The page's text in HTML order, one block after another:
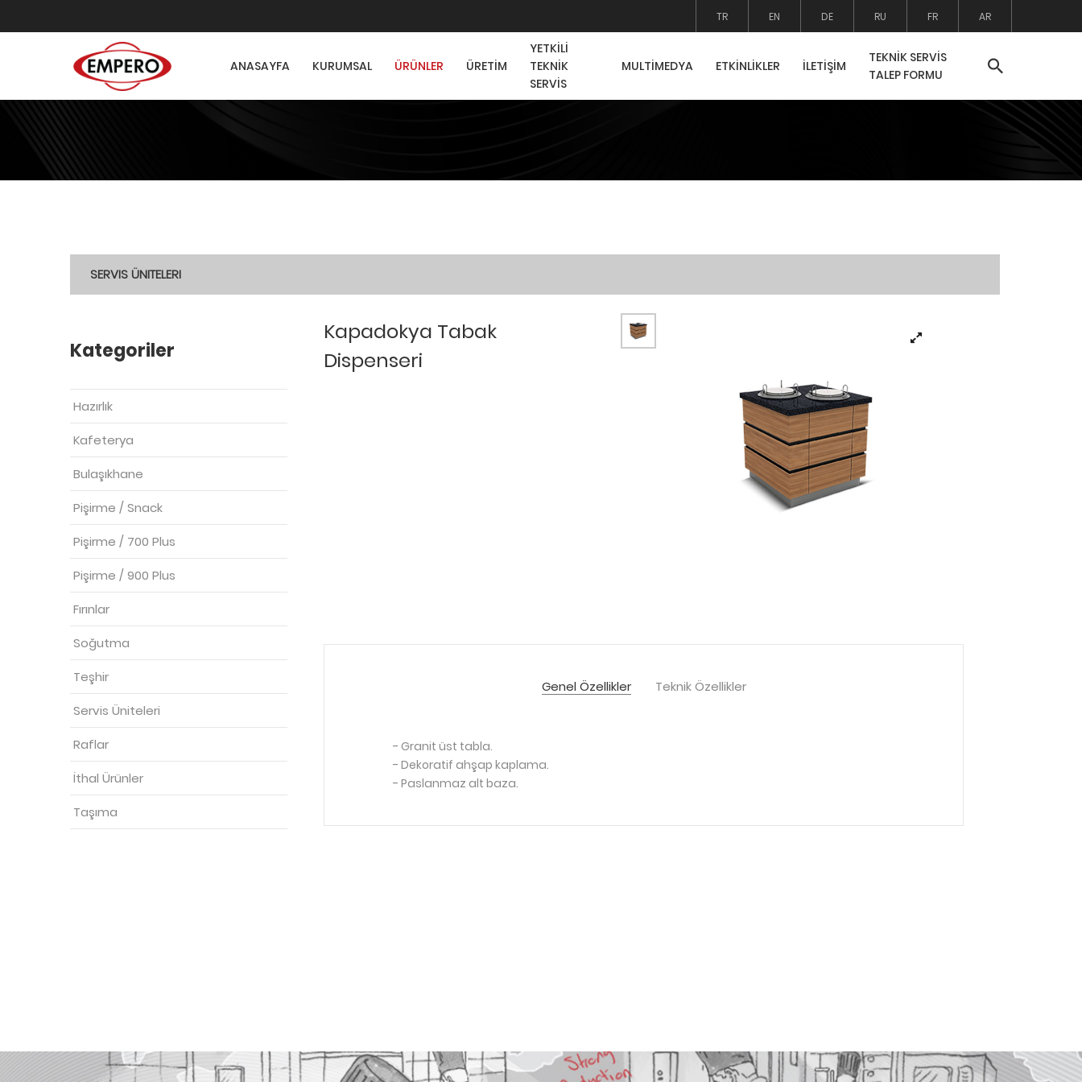
TR EN DE RU FR AR
ANASAYFA KURUMSAL ÜRÜNLER ÜRETİM
YETKİLİ
TEKNİK
SERVİS
MULTİMEDYA ETKİNLİKLER İLETİŞİM
TEKNİK SERVİS
TALEP FORMU
SERVIS ÜNITELERI
Kategoriler
Hazırlık
Kafeterya
Bulaşıkhane
Pişirme / Snack
Pişirme / 700 Plus
Pişirme / 900 Plus
Fırınlar
Soğutma
Teşhir
Servis Üniteleri
Raflar
İthal Ürünler
Taşıma
Kapadokya Tabak
Dispenseri
Genel Özellikler Teknik Özellikler
- Granit üst tabla.
- Dekoratif ahşap kaplama.
- Paslanmaz alt baza.